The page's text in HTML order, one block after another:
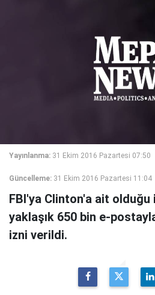
Yayınlanma: 31 Ekim 2016 Pazartesi 07:50
Güncelleme: 31 Ekim 2016 Pazartesi 11:04
FBI'ya Clinton'a ait olduğu
yaklaşık 650 bin e-
izni verildi.